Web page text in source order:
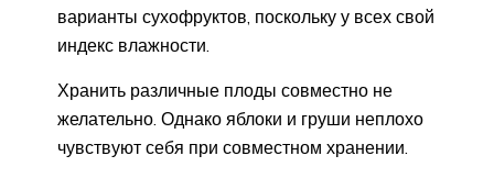
варианты сухофруктов, поскольку у всех свой
индекс влажности.
Хранить различные плоды совместно не
желательно. Однако яблоки и груши неплохо
чувствуют себя при совместном хранении.